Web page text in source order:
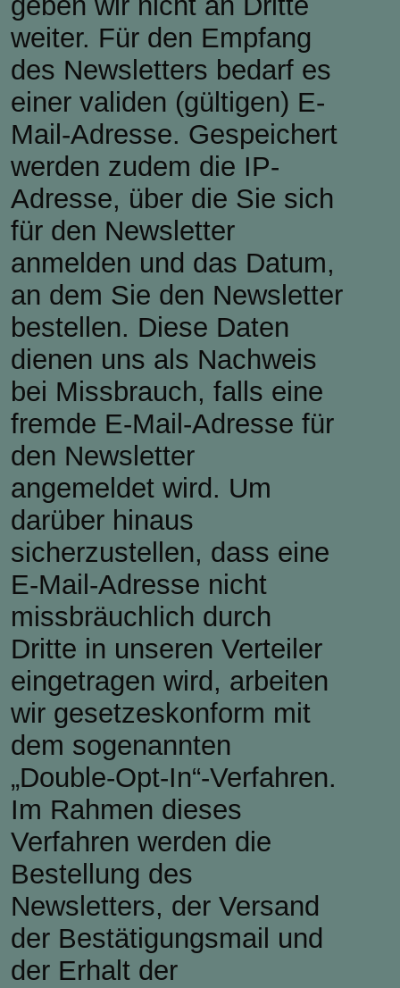
weiter. Für den Empfang
des Newsletters bedarf es
einer validen (gültigen) E-
Mail-Adresse. Gespeichert
werden zudem die IP-
Adresse, über die Sie sich
für den Newsletter
anmelden und das Datum,
an dem Sie den Newsletter
bestellen. Diese Daten
dienen uns als Nachweis
bei Missbrauch, falls eine
fremde E-Mail-Adresse für
den Newsletter
angemeldet wird. Um
darüber hinaus
sicherzustellen, dass eine
E-Mail-Adresse nicht
missbräuchlich durch
Dritte in unseren Verteiler
eingetragen wird, arbeiten
wir gesetzeskonform mit
dem sogenannten
„Double-Opt-In“-Verfahren.
Im Rahmen dieses
Verfahren werden die
Bestellung des
Newsletters, der Versand
der Bestätigungsmail und
der Erhalt der